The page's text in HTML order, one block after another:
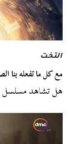
التخت
مع كل ما تفعله بنا
هل تشاهد مسلسل